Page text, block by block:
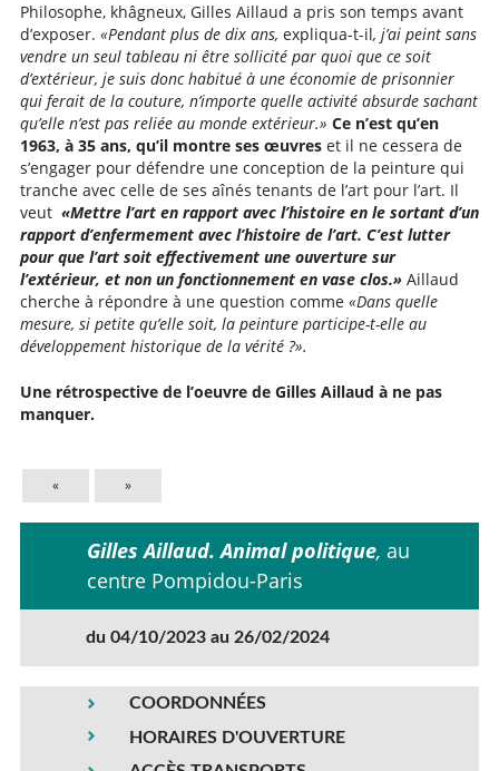
Philosophe, khâgneux, Gilles Aillaud a pris son temps avant
d’exposer. «Pendant plus de dix ans, expliqua-t-il, j’ai peint sans
vendre un seul tableau ni être sollicité par quoi que ce soit
d’extérieur, je suis donc habitué à une économie de prisonnier
qui ferait de la couture, n’importe quelle activité absurde sachant
qu’elle n’est pas reliée au monde extérieur.» Ce n’est qu’en
1963, à 35 ans, qu’il montre ses œuvres et il ne cessera de
s’engager pour défendre une conception de la peinture qui
tranche avec celle de ses aînés tenants de l’art pour l’art. Il
veut «Mettre l’art en rapport avec l’histoire en le sortant d’un
rapport d’enfermement avec l’histoire de l’art. C’est lutter
pour que l’art soit effectivement une ouverture sur
l’extérieur, et non un fonctionnement en vase clos.» Aillaud
cherche à répondre à une question comme «Dans quelle
mesure, si petite qu’elle soit, la peinture participe-t-elle au
développement historique de la vérité ?».
Une rétrospective de l’oeuvre de Gilles Aillaud à ne pas
manquer.
« »
Gilles Aillaud. Animal politique, au
centre Pompidou-Paris
du 04/10/2023 au 26/02/2024
COORDONNÉES
HORAIRES D'OUVERTURE